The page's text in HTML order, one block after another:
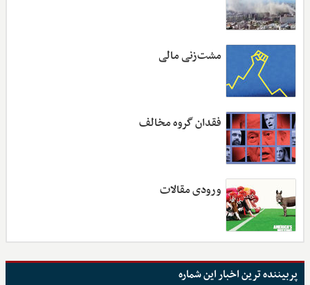
مشت‌زنی مالی
فقدان گروه مخالف
ورودی مقالات
پربیننده ترین اخبار این شماره